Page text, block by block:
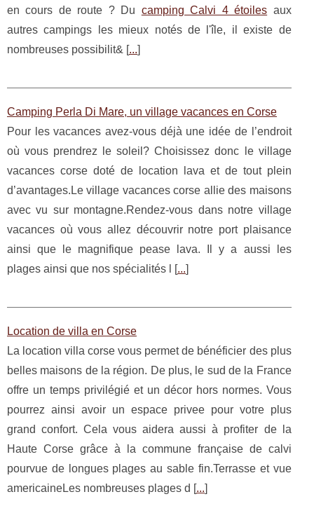
en cours de route ? Du camping Calvi 4 étoiles aux
autres campings les mieux notés de l'île, il existe de
nombreuses possibilit& [...]
Camping Perla Di Mare, un village vacances en Corse
Pour les vacances avez-vous déjà une idée de l’endroit
où vous prendrez le soleil? Choisissez donc le village
vacances corse doté de location lava et de tout plein
d’avantages.Le village vacances corse allie des maisons
avec vu sur montagne.Rendez-vous dans notre village
vacances où vous allez découvrir notre port plaisance
ainsi que le magnifique pease lava. Il y a aussi les
plages ainsi que nos spécialités l [...]
Location de villa en Corse
La location villa corse vous permet de bénéficier des plus
belles maisons de la région. De plus, le sud de la France
offre un temps privilégié et un décor hors normes. Vous
pourrez ainsi avoir un espace privee pour votre plus
grand confort. Cela vous aidera aussi à profiter de la
Haute Corse grâce à la commune française de calvi
pourvue de longues plages au sable fin.Terrasse et vue
americaineLes nombreuses plages d [...]